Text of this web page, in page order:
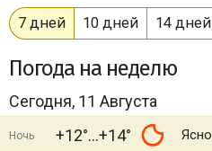
7 дней 10 дней 14 дней
Погода на неделю
Сегодня, 11 Августа
Ночь +12° +14° Ясно